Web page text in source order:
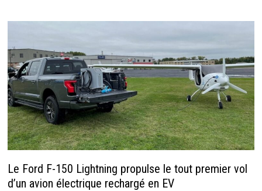
Le Ford F-150 Lightning propulse le tout premier vol
d’un avion électrique rechargé en EV